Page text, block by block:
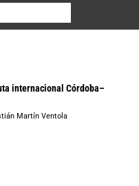
internacional Córdoba–
Martín Ventola